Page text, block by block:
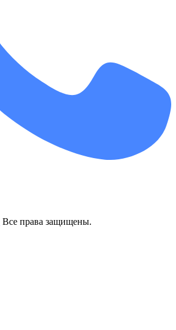
Все права защищены.